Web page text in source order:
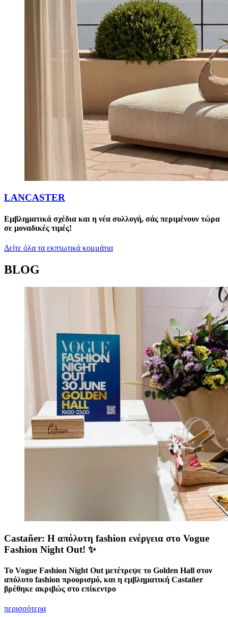
LANCASTER
Εμβληματικά σχέδια και η νέα συλλογή, σάς περιμένουν τώρα
σε μοναδικές τιμές!
Δείτε όλα τα εκπτωτικά κομμάτια
BLOG
Castañer: Η απόλυτη fashion ενέργεια στο Vogue
Fashion Night Out! ✨
Το Vogue Fashion Night Out μετέτρεψε το Golden Hall στον
απόλυτο fashion προορισμό, και η εμβληματική Castañer
βρέθηκε ακριβώς στο επίκεντρο
περισσότερα